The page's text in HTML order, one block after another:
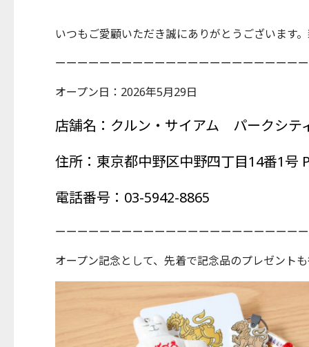
いつもご愛顧いただき誠にありがとうございます
ーーーーーーーーーーーーーーーーーーーーーーー
オープン日：2026年5月29日
店舗名：クルン・サイアム パークシテ
住所：東京都中野区中野四丁目14番1号
電話番号：03-5942-8865
ーーーーーーーーーーーーーーーーーーーーーーー
オープン記念として、先着で記念品のプレゼント